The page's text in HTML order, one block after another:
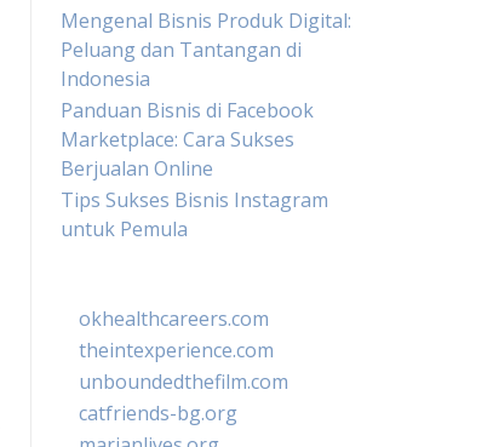
Mengenal Bisnis Produk Digital:
Peluang dan Tantangan di
Indonesia
Panduan Bisnis di Facebook
Marketplace: Cara Sukses
Berjualan Online
Tips Sukses Bisnis Instagram
untuk Pemula
okhealthcareers.com
theintexperience.com
unboundedthefilm.com
catfriends-bg.org